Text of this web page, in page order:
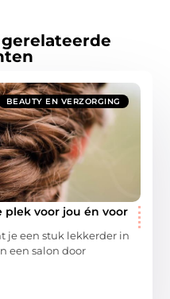
gerelateerde
BEAUTY EN VERZORGING
plek voor jou én voor
je een stuk lekkerder in
een salon door